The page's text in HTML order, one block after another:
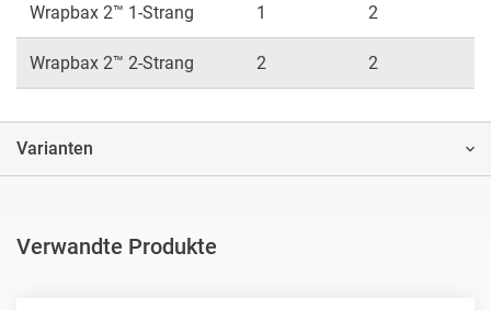
Wrapbax 2™ 1-Strang 1 2
Wrapbax 2™ 2-Strang 2 2
Varianten
Verwandte Produkte